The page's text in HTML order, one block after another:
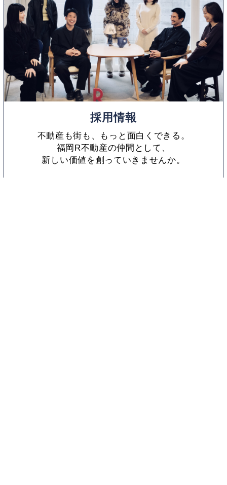
採用情報
不動産も街も、もっと面白くできる。
福岡R不動産の仲間として、
新しい価値を創っていきませんか。